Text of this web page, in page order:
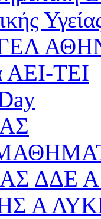
ΓΕΛ
ΑΕΙ-ΤΕΙ
ΔΔΕ
Α